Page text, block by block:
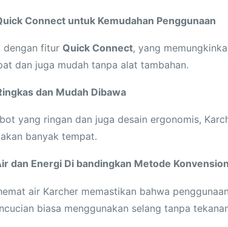
Connect untuk Kemudahan Penggunaan
dengan fitur Quick Connect, yang
dan juga mudah tanpa alat tambahan.
dan Mudah Dibawa
yang ringan dan juga desain ergonomis,
banyak tempat.
dan Energi Di bandingkan Metode
air Karcher memastikan bahwa
biasa menggunakan selang tanpa